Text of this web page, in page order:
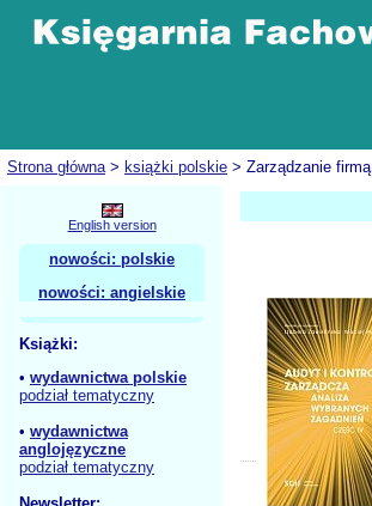
Strona główna> książki polskie > Zarządzanie firmą
English version
nowości: polskie
nowości: angielskie
Książki:
• wydawnictwa polskie
podział tematyczny
• wydawnictwa
anglojęzyczne
podział tematyczny